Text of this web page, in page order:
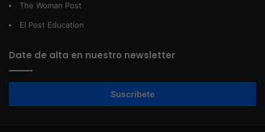
The Woman Post
El Post Education
Date de alta en nuestro newsletter
Suscríbete